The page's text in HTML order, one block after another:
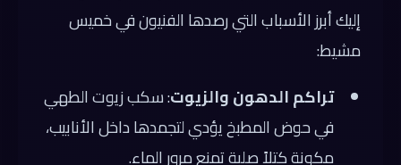
إليك أبرز الأسباب التي رصدها الفنيون في خميس
مشيط:
تراكم الدهون والزيوت: سكب زيوت الطهي
في حوض المطبخ يؤدي لتجمدها داخل الأنابيب،
مكونة كتلاً صلبة تمنع مرور الماء.